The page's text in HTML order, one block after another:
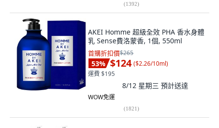
(1392)
AKEI Homme 超級全效 PHA 香水身體
乳 Sense費洛蒙香, 1個, 550ml
首購折扣價$265
53% $124 ($2.26/10ml)
運費 $195
8/12 星期三 預計送達
WOW免運
(1821)